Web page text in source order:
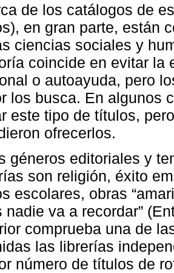
de los catálogos de
en gran parte, están
ciencias sociales y
coincide en evitar la
o autoayuda, pero
los busca. En algunos
este tipo de títulos,
ofrecerlos.
géneros editoriales y
son religión, éxito
escolares, obras
nadie va a recordar”
comprueba una de
las librerías
número de títulos de